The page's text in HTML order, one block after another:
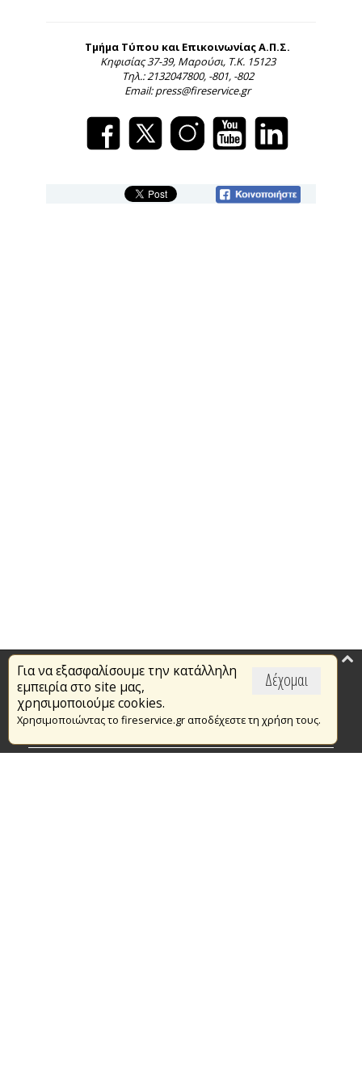
Τμήμα Τύπου και Επικοινωνίας Α.Π.Σ.
Κηφισίας 37-39, Μαρούσι, Τ.Κ. 15123
Τηλ.: 2132047800, -801, -802
Email: press@fireservice.gr
Δέχομαι
Για να εξασφαλίσουμε την κατάλληλη
εμπειρία στο site μας,
χρησιμοποιούμε cookies.
Χρησιμοποιώντας το fireservice.gr αποδέχεστε τη χρήση τους.
Επικαιρότητα
Το Πυροσβεστικό Σώμα